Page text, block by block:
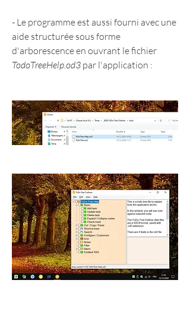
- Le programme est aussi fourni avec une
aide structurée sous forme
TodoTreeHelp.od3 par l'application :